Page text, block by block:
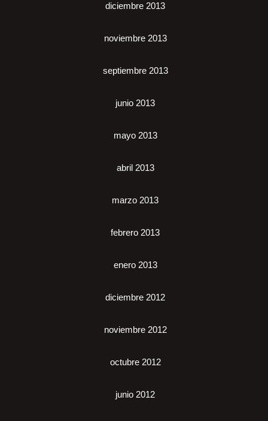
diciembre 2013
noviembre 2013
septiembre 2013
junio 2013
mayo 2013
abril 2013
marzo 2013
febrero 2013
enero 2013
diciembre 2012
noviembre 2012
octubre 2012
junio 2012